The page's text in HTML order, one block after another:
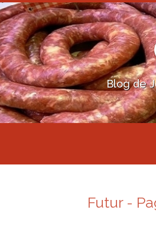
Blog de
Futur -